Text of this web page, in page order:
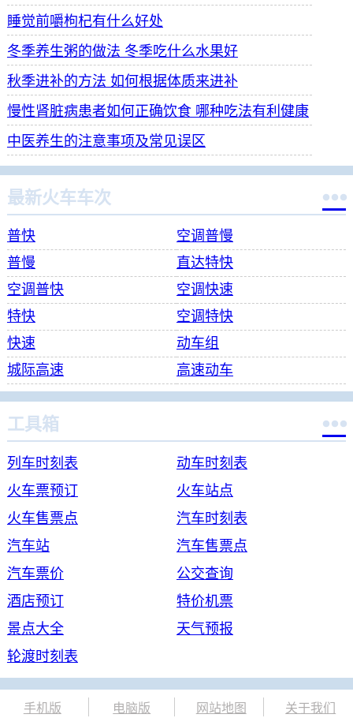
睡觉前嚼枸杞有什么好处
冬季养生粥的做法 冬季吃什么水果好
秋季进补的方法 如何根据体质来进补
慢性肾脏病患者如何正确饮食 哪种吃法有利健康
中医养生的注意事项及常见误区
最新火车车次 
普快
空调普慢
普慢
直达特快
空调普快
空调快速
特快
空调特快
快速
动车组
城际高速
高速动车
工具箱 
列车时刻表
动车时刻表
火车票预订
火车站点
火车售票点
汽车时刻表
汽车站
汽车售票点
汽车票价
公交查询
酒店预订
特价机票
景点大全
天气预报
轮渡时刻表
手机版 电脑版 网站地图 关于我们